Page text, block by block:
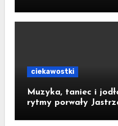
ciekawostki
Muzyka, taniec i
rytmy porwały